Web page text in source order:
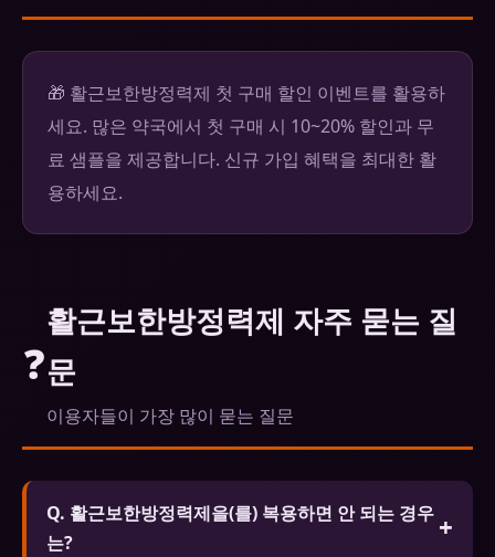
🎁 활근보한방정력제 첫 구매 할인 이벤트를 활용하
세요. 많은 약국에서 첫 구매 시 10~20% 할인과 무
료 샘플을 제공합니다. 신규 가입 혜택을 최대한 활
용하세요.
❓
활근보한방정력제 자주 묻는 질
문
이용자들이 가장 많이 묻는 질문
Q. 활근보한방정력제을(를) 복용하면 안 되는 경우
는?